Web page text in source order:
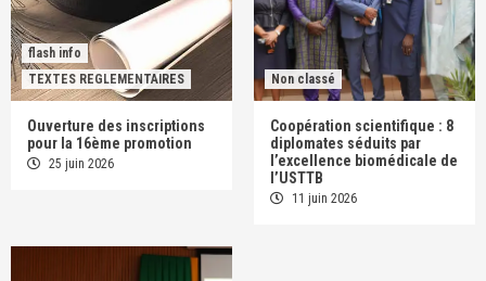
flash info
TEXTES REGLEMENTAIRES
Ouverture des inscriptions
pour la 16ème promotion
25 juin 2026
Non classé
Coopération scientifique : 8
diplomates séduits par
l’excellence biomédicale de
l’USTTB
11 juin 2026